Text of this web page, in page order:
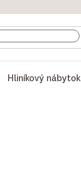
Hliníkový nábytok